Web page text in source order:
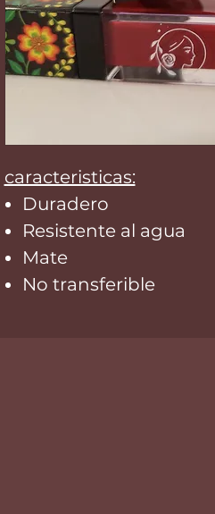
caracteristicas:
Duradero
Resistente al agua
Mate
No transferible